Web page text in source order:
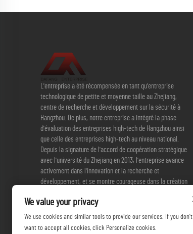
L'entreprise a été récompensée en tant qu'entreprise
technologique de petite et moyenne taille au Zhejiang,
centre de recherche et développement sur la sécurité à
Hangzhou. De plus, notre entreprise a intégré la phase
d'évaluation des entreprises high-tech de Hangzhou ainsi
que celle des entreprises high-tech au niveau national.
Depuis la signature de l'accord de coopération stratégique
avec l'université du Zhejiang en 2013, l'entreprise avance
activement dans l'innovation et la recherche et
développement, et se montre courageuse dans la création
3 brevets d'invention et de 17 brevets pratiques.
We value your privacy
We use cookies and similar tools to provide our services. If you don't
want to accept all cookies, click Personalize cookies.